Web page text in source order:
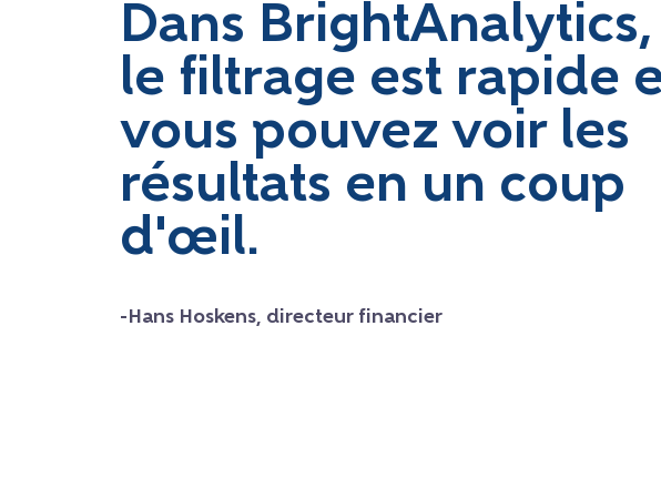
Dans BrightAnalytics,
le filtrage est rapide
vous pouvez voir les
résultats en un coup
d'œil.
-Hans Hoskens, directeur financier